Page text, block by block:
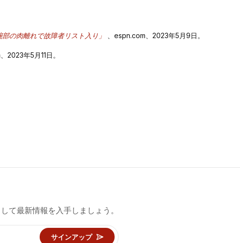
の肉離れで故障者リスト入り」 、espn.com、2023年5月9日。
年5月11日。
て最新情報を入手しましょう。
サインアップ
類の